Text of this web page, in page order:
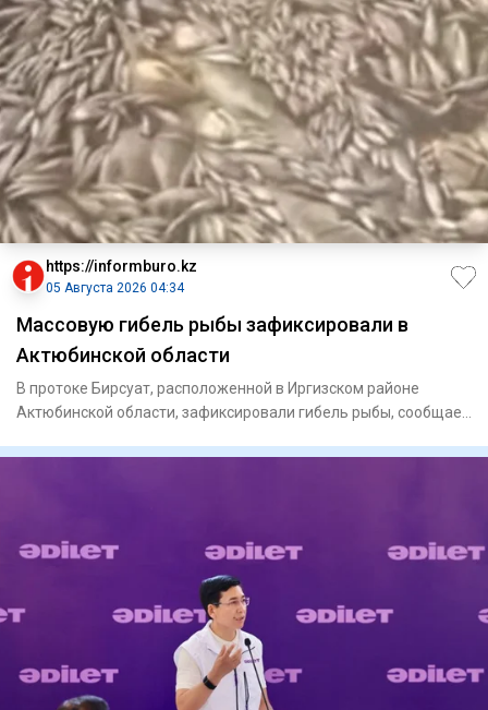
https://informburo.kz
05 Августа 2026 04:34
Массовую гибель рыбы зафиксировали в
Актюбинской области
В протоке Бирсуат, расположенной в Иргизском районе
Актюбинской области, зафиксировали гибель рыбы, сообщает